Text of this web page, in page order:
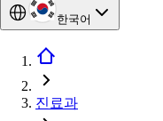
한국어
진료과